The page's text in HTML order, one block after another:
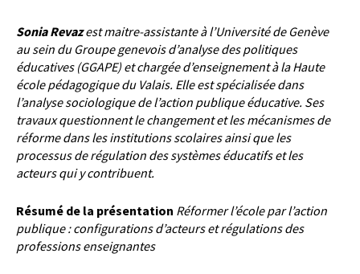
Sonia Revaz est maitre-assistante à l’Université de Genève
au sein du Groupe genevois d’analyse des politiques
éducatives (GGAPE) et chargée d’enseignement à la Haute
école pédagogique du Valais. Elle est spécialisée dans
l’analyse sociologique de l’action publique éducative. Ses
travaux questionnent le changement et les mécanismes de
réforme dans les institutions scolaires ainsi que les
processus de régulation des systèmes éducatifs et les
acteurs qui y contribuent.
Résumé de la présentation Réformer l’école par l’action
publique : configurations d’acteurs et régulations des
professions enseignantes